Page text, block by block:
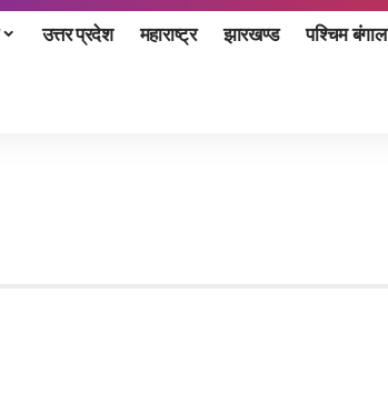
उत्तर प्रदेश महाराष्ट्र झारखण्ड पश्चिम बंगाल